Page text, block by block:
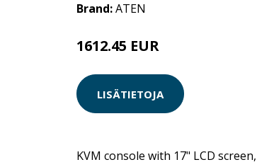
Brand:ATEN
1612.45 EUR
LISÄTIETOJA
KVM console with 17" LCD